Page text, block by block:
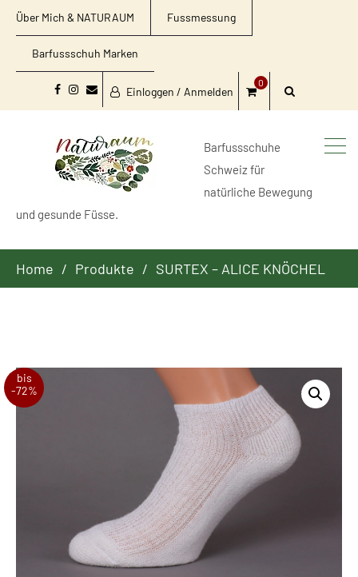
Über Mich & NATURAUM Fussmessung
Barfussschuh Marken
Facebook
Instagram
Email
Einloggen / Anmelden
0
Barfussschuhe
Schweiz für
natürliche Bewegung
und gesunde Füsse.
Home Produkte SURTEX – ALICE KNÖCHEL
bis
-72%